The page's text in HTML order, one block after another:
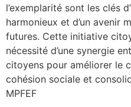
l’exemplarité sont les clés
harmonieux et d’un avenir
futures. Cette initiative
nécessité d’une synergie
citoyens pour améliorer le
cohésion sociale et
MPFEF